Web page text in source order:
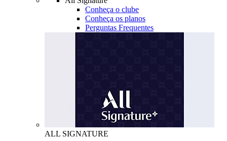
Conheça o clube
Conheça os planos
Perguntas Frequentes
ALL SIGNATURE